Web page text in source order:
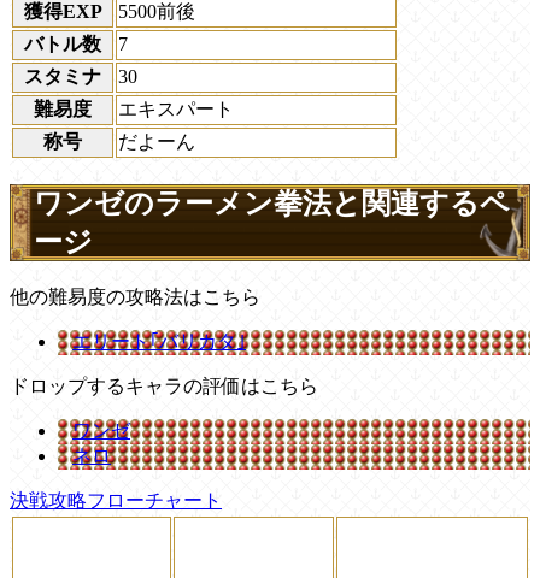
獲得EXP
5500前後
バトル数
7
スタミナ
30
難易度
エキスパート
称号
だよーん
ワンゼのラーメン拳法と関連するペ
ージ
他の難易度の攻略法はこちら
エリート｢バリカタ｣
ドロップするキャラの評価はこちら
ワンゼ
ネロ
決戦攻略フローチャート